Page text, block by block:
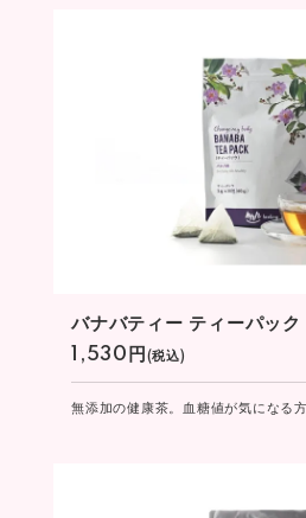
バナバティー ティーパッ
1,530円 (税込)
無添加の健康茶。血糖値が気になる